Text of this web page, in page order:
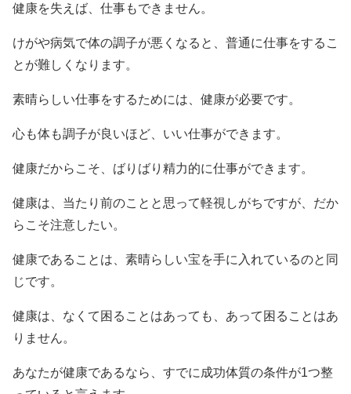
健康を失えば、仕事もできません。
けがや病気で体の調子が悪くなると、普通に仕事をするこ
とが難しくなります。
素晴らしい仕事をするためには、健康が必要です。
心も体も調子が良いほど、いい仕事ができます。
健康だからこそ、ばりばり精力的に仕事ができます。
健康は、当たり前のことと思って軽視しがちですが、だか
らこそ注意したい。
健康であることは、素晴らしい宝を手に入れているのと同
じです。
健康は、なくて困ることはあっても、あって困ることはあ
りません。
あなたが健康であるなら、すでに成功体質の条件が1つ整